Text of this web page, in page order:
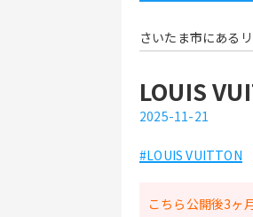
さいたま市にある
LOUIS
2025-11-21
#LOUIS VUITTON
こちら公開後3ヶ